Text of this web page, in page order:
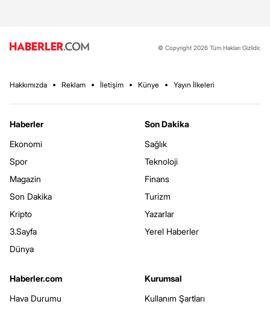
© Copyright 2026 Tüm Hakları Gizlidir.
Hakkımızda Reklam İletişim Künye Yayın İlkeleri
Haberler
Ekonomi
Spor
Magazin
Son Dakika
Kripto
3.Sayfa
Dünya
Son Dakika
Sağlık
Teknoloji
Finans
Turizm
Yazarlar
Yerel Haberler
Haberler.com
Hava Durumu
Kurumsal
Kullanım Şartları